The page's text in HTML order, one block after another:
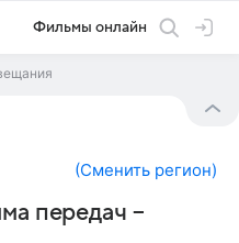
Фильмы онлайн
(Сменить регион)
передач –